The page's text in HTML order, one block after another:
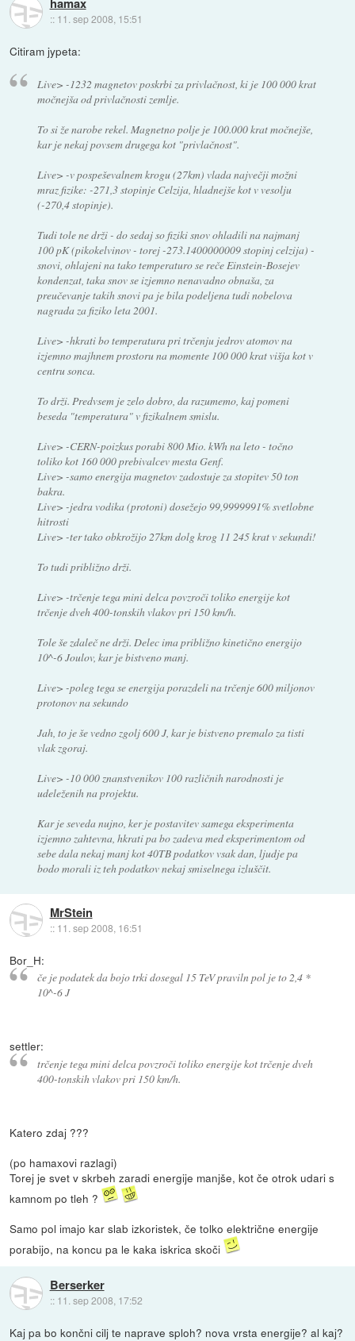
:: 11. sep 2008, 15:51
Citiram jypeta:
Live> -1232 magnetov poskrbi za privlačnost, ki je 100 000 krat
močnejša od privlačnosti zemlje.
To si že narobe rekel. Magnetno polje je 100.000 krat močnejše,
kar je nekaj povsem drugega kot "privlačnost".
Live> -v pospeševalnem krogu (27km) vlada največji možni
mraz fizike: -271,3 stopinje Celzija, hladnejše kot v vesolju
(-270,4 stopinje).
Tudi tole ne drži - do sedaj so fiziki snov ohladili na najmanj
100 pK (pikokelvinov - torej -273.1400000009 stopinj celzija) -
snovi, ohlajeni na tako temperaturo se reče Einstein-Bosejev
kondenzat, taka snov se izjemno nenavadno obnaša, za
preučevanje takih snovi pa je bila podeljena tudi nobelova
nagrada za fiziko leta 2001.
Live> -hkrati bo temperatura pri trčenju jedrov atomov na
izjemno majhnem prostoru na momente 100 000 krat višja kot v
centru sonca.
To drži. Predvsem je zelo dobro, da razumemo, kaj pomeni
beseda "temperatura" v fizikalnem smislu.
Live> -CERN-poizkus porabi 800 Mio. kWh na leto - točno
toliko kot 160 000 prebivalcev mesta Genf.
Live> -samo energija magnetov zadostuje za stopitev 50 ton
bakra.
Live> -jedra vodika (protoni) dosežejo 99,9999991% svetlobne
hitrosti
Live> -ter tako obkrožijo 27km dolg krog 11 245 krat v sekundi!
To tudi približno drži.
Live> -trčenje tega mini delca povzroči toliko energije kot
trčenje dveh 400-tonskih vlakov pri 150 km/h.
Tole še zdaleč ne drži. Delec ima približno kinetično energijo
10^-6 Joulov, kar je bistveno manj.
Live> -poleg tega se energija porazdeli na trčenje 600 miljonov
protonov na sekundo
Jah, to je še vedno zgolj 600 J, kar je bistveno premalo za tisti
vlak zgoraj.
Live> -10 000 znanstvenikov 100 različnih narodnosti je
udeleženih na projektu.
Kar je seveda nujno, ker je postavitev samega eksperimenta
izjemno zahtevna, hkrati pa bo zadeva med eksperimentom od
sebe dala nekaj manj kot 40TB podatkov vsak dan, ljudje pa
bodo morali iz teh podatkov nekaj smiselnega izluščit.
MrStein
:: 11. sep 2008, 16:51
Bor_H:
če je podatek da bojo trki dosegal 15 TeV praviln pol je to 2,4 *
10^-6 J
settler:
trčenje tega mini delca povzroči toliko energije kot trčenje dveh
400-tonskih vlakov pri 150 km/h.
Katero zdaj ???
(po hamaxovi razlagi)
Torej je svet v skrbeh zaradi energije manjše, kot če otrok udari s
kamnom po tleh ?
Samo pol imajo kar slab izkoristek, če tolko električne energije
porabijo, na koncu pa le kaka iskrica skoči
Berserker
:: 11. sep 2008, 17:52
Kaj pa bo končni cilj te naprave sploh? nova vrsta energije? al kaj?